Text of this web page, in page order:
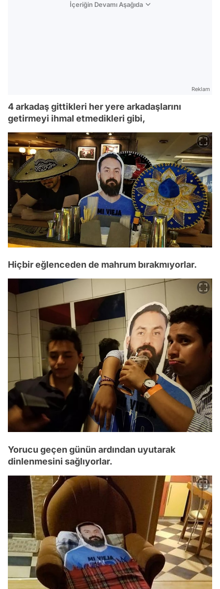
İçeriğin Devamı Aşağıda
Reklam
4 arkadaş gittikleri her yere arkadaşlarını
getirmeyi ihmal etmedikleri gibi,
Hiçbir eğlenceden de mahrum bırakmıyorlar.
Yorucu geçen günün ardından uyutarak
dinlenmesini sağlıyorlar.